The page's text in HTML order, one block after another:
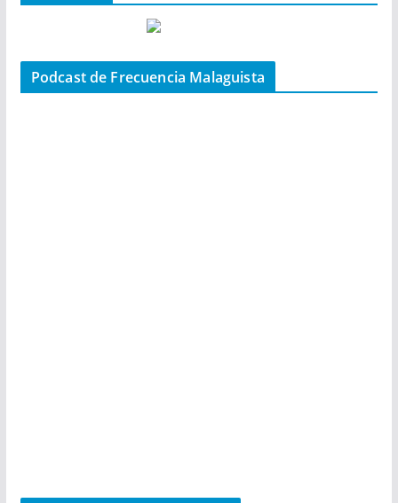
Podcast de Frecuencia Malaguista